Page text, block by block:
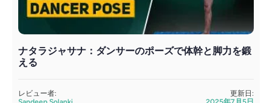
ナタラジャサナ：ダンサーのポーズで体幹と脚力を鍛
える
レビュー者:
更新日: